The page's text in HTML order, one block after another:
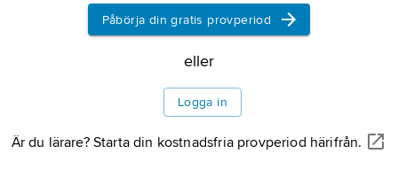
Påbörja din gratis provperiod
eller
Logga in
Är du lärare? Starta din kostnadsfria provperiod härifrån.